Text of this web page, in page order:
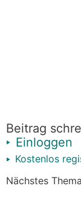
Beitrag
Einloggen
Kostenlos
Nächstes